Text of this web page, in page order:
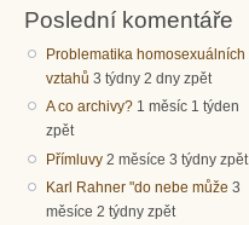
Poslední komentáře
Problematika homosexuálních
vztahů 3 týdny 2 dny zpět
A co archivy? 1 měsíc 1 týden
zpět
Přímluvy 2 měsíce 3 týdny zpět
Karl Rahner "do nebe může 3
měsíce 2 týdny zpět